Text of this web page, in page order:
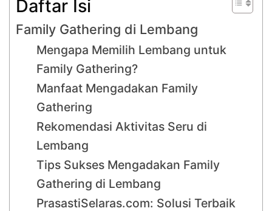
Daftar Isi
Family Gathering di Lembang
Mengapa Memilih Lembang untuk
Family Gathering?
Manfaat Mengadakan Family
Gathering
Rekomendasi Aktivitas Seru di
Lembang
Tips Sukses Mengadakan Family
Gathering di Lembang
PrasastiSelaras.com: Solusi Terbaik